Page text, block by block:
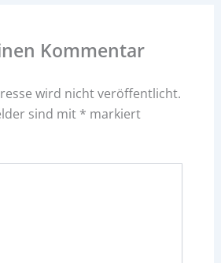
Kommentar
wird nicht veröffentlicht.
sind mit * markiert